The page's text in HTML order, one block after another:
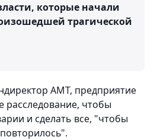
которые начали
трагической
АМТ, предприятие
расследование, чтобы
и сделать все, "чтобы